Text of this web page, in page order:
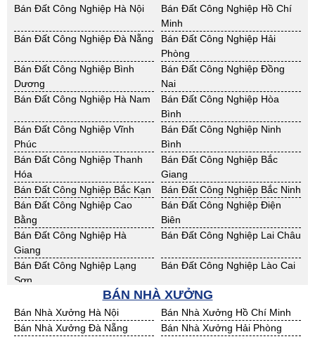
Cho Thuê Nhà Xưởng Nam
Cho Thuê Nhà Xưởng Phú Thọ
Cho Thuê Nhà Xưởng Sơn La
Cho Thuê Nhà Xưởng Thái
Bình
Cho Thuê Nhà Xưởng Thái
Nguyên
Cho Thuê Nhà Xưởng Tuyên
Quang
Cho Thuê Nhà Xưởng Yên Bái
Cho Thuê Nhà Xưởng Thừa T.
Huế
Cho Thuê Nhà Xưởng Khánh
Hoà
Cho Thuê Nhà Xưởng Lâm
Đồng
Cho Thuê Nhà Xưởng Bình
Định
Cho Thuê Nhà Xưởng Bình
Thuận
Cho Thuê Nhà Xưởng Đăk
Nông
Cho Thuê Nhà Xưởng ĐắkLắk
Cho Thuê Nhà Xưởng Gia Lai
Cho Thuê Nhà Xưởng Hà Tĩnh
Cho Thuê Nhà Xưởng Kon
Tum
Cho Thuê Nhà Xưởng Nghệ An
Cho Thuê Nhà Xưởng Ninh
Thuận
Cho Thuê Nhà Xưởng Phú Yên
Cho Thuê Nhà Xưởng Quảng
Bình
Cho Thuê Nhà Xưởng Quảng
Nam
Cho Thuê Nhà Xưởng Quảng
Cho Thuê Nhà Xưởng Bà Rịa -
Bán Đất Công Nghiệp Hà Nội
Bán Đất Công Nghiệp Hồ Chí
Minh
Bán Đất Công Nghiệp Đà Nẵng
Bán Đất Công Nghiệp Hải
Phòng
Bán Đất Công Nghiệp Bình
Dương
Bán Đất Công Nghiệp Đồng
Nai
Bán Đất Công Nghiệp Hà Nam
Bán Đất Công Nghiệp Hòa
Bình
Bán Đất Công Nghiệp Vĩnh
Phúc
Bán Đất Công Nghiệp Ninh
Bình
Bán Đất Công Nghiệp Thanh
Hóa
Bán Đất Công Nghiệp Bắc
Giang
Bán Đất Công Nghiệp Bắc Kạn
Bán Đất Công Nghiệp Bắc Ninh
Bán Đất Công Nghiệp Cao
Bằng
Bán Đất Công Nghiệp Điện
Biên
Bán Đất Công Nghiệp Hà
Giang
Bán Đất Công Nghiệp Lai Châu
Bán Đất Công Nghiệp Lạng
Sơn
Bán Đất Công Nghiệp Lào Cai
Bán Đất Công Nghiệp Nam
Định
Bán Đất Công Nghiệp Phú Thọ
Bán Đất Công Nghiệp Sơn La
Bán Đất Công Nghiệp Thái
BÁN NHÀ XƯỞNG
Bán Nhà Xưởng Hà Nội
Bán Nhà Xưởng Hồ Chí Minh
Bán Nhà Xưởng Đà Nẵng
Bán Nhà Xưởng Hải Phòng